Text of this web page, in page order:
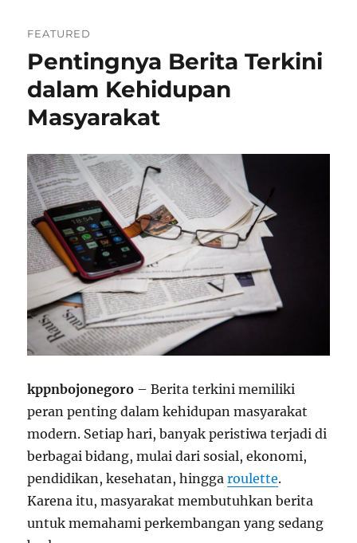
FEATURED
Pentingnya Berita Terkini
dalam Kehidupan
Masyarakat
kppnbojonegoro – Berita terkini memiliki
peran penting dalam kehidupan masyarakat
modern. Setiap hari, banyak peristiwa terjadi di
berbagai bidang, mulai dari sosial, ekonomi,
pendidikan, kesehatan, hinggaroulette.
Karena itu, masyarakat membutuhkan berita
untuk memahami perkembangan yang sedang